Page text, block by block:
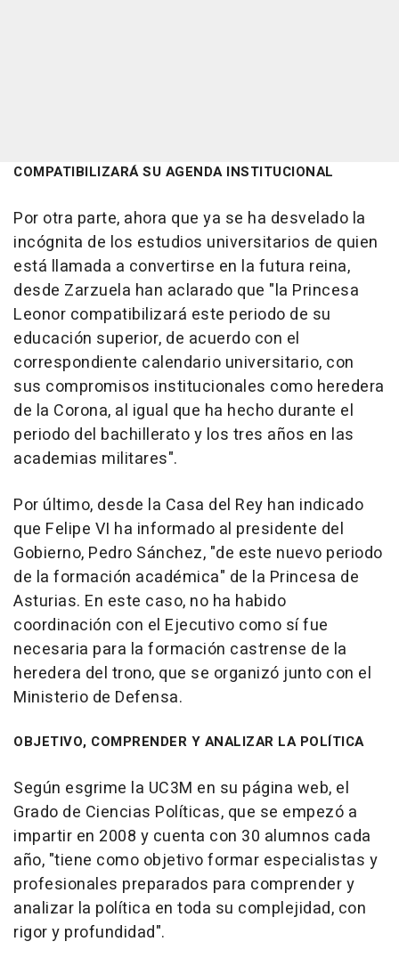
COMPATIBILIZARÁ SU AGENDA INSTITUCIONAL
Por otra parte, ahora que ya se ha desvelado la
incógnita de los estudios universitarios de quien
está llamada a convertirse en la futura reina,
desde Zarzuela han aclarado que "la Princesa
Leonor compatibilizará este periodo de su
educación superior, de acuerdo con el
correspondiente calendario universitario, con
sus compromisos institucionales como heredera
de la Corona, al igual que ha hecho durante el
periodo del bachillerato y los tres años en las
academias militares".
Por último, desde la Casa del Rey han indicado
que Felipe VI ha informado al presidente del
Gobierno, Pedro Sánchez, "de este nuevo periodo
de la formación académica" de la Princesa de
Asturias. En este caso, no ha habido
coordinación con el Ejecutivo como sí fue
necesaria para la formación castrense de la
heredera del trono, que se organizó junto con el
Ministerio de Defensa.
OBJETIVO, COMPRENDER Y ANALIZAR LA POLÍTICA
Según esgrime la UC3M en su página web, el
Grado de Ciencias Políticas, que se empezó a
impartir en 2008 y cuenta con 30 alumnos cada
año, "tiene como objetivo formar especialistas y
profesionales preparados para comprender y
analizar la política en toda su complejidad, con
rigor y profundidad".